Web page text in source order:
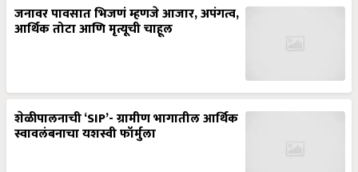
जनावर पावसात भिजणं म्हणजे आजार, अपंगत्व,
आर्थिक तोटा आणि मृत्यूची चाहूल
शेळीपालनाची ‘SIP’- ग्रामीण भागातील आर्थिक
स्वावलंबनाचा यशस्वी फॉर्मुला